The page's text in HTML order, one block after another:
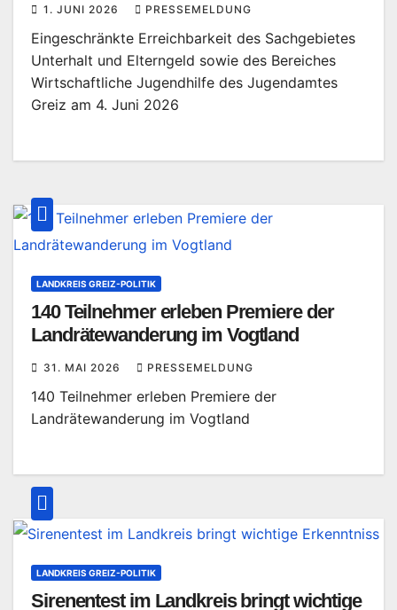
1. JUNI 2026 PRESSEMELDUNG
Eingeschränkte Erreichbarkeit des Sachgebietes
Unterhalt und Elterngeld sowie des Bereiches
Wirtschaftliche Jugendhilfe des Jugendamtes
Greiz am 4. Juni 2026
LANDKREIS GREIZ-POLITIK
140 Teilnehmer erleben Premiere der
Landrätewanderung im Vogtland
31. MAI 2026 PRESSEMELDUNG
140 Teilnehmer erleben Premiere der
Landrätewanderung im Vogtland
LANDKREIS GREIZ-POLITIK
Sirenentest im Landkreis bringt wichtige